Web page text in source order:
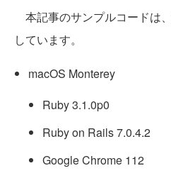
本記事のサンプルコードは
しています。
macOS Monterey
Ruby 3.1.0p0
Ruby on Rails 7.0.4.2
Google Chrome 112